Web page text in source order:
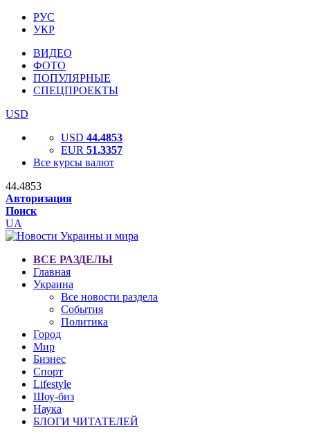
РУС
УКР
ВИДЕО
ФОТО
ПОПУЛЯРНЫЕ
СПЕЦПРОЕКТЫ
USD
USD 44.4853
EUR 51.3357
Все курсы валют
44.4853
Авторизация
Поиск
UA
ВСЕ РАЗДЕЛЫ
Главная
Украина
Все новости раздела
События
Политика
Город
Мир
Бизнес
Спорт
Lifestyle
Шоу-биз
Наука
БЛОГИ ЧИТАТЕЛЕЙ